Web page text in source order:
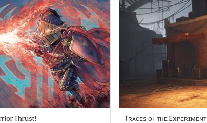
Thrust! Tʀᴀᴄᴇs ᴏꜰ ᴛʜᴇ Exᴘᴇʀɪᴍᴇɴᴛ